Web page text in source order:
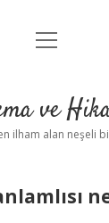
Gizlilik Politikası
Yasal Uyarı
menüyü
ve
ilham alan neşeli